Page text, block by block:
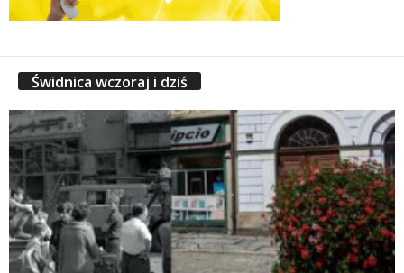
Świdnica wczoraj i dziś